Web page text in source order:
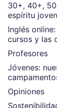
30+, 40+,
espíritu joven
Inglés
cursos y las
Profesores
Jóvenes:
Opiniones